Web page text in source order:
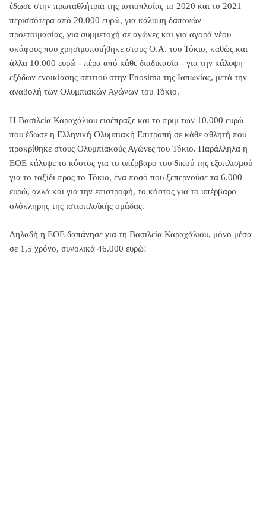
έδωσε στην πρωταθλήτρια της ιστιοπλοΐας το 2020 και το 2021
περισσότερα από 20.000 ευρώ, για κάλυψη δαπανών
προετοιμασίας, για συμμετοχή σε αγώνες και για αγορά νέου
σκάφους που χρησιμοποιήθηκε στους Ο.Α. του Τόκιο, καθώς και
άλλα 10.000 ευρώ - πέρα από κάθε διαδικασία - για την κάλυψη
εξόδων ενοικίασης σπιτιού στην Enosima της Ιαπωνίας, μετά την
αναβολή των Ολυμπιακών Αγώνων του Τόκιο.
Η Βασιλεία Καραχάλιου εισέπραξε και το πριμ των 10.000 ευρώ
που έδωσε η Ελληνική Ολυμπιακή Επιτροπή σε κάθε αθλητή που
προκρίθηκε στους Ολυμπιακούς Αγώνες του Τόκιο. Παράλληλα η
ΕΟΕ κάλυψε το κόστος για το υπέρβαρο του δικού της εξοπλισμού
για το ταξίδι προς το Τόκιο, ένα ποσό που ξεπερνούσε τα 6.000
ευρώ, αλλά και για την επιστροφή, το κόστος για το υπέρβαρο
ολόκληρης της ιστιοπλοϊκής ομάδας.
Δηλαδή η ΕΟΕ δαπάνησε για τη Βασιλεία Καραχάλιου, μόνο μέσα
σε 1,5 χρόνο, συνολικά 46.000 ευρώ!